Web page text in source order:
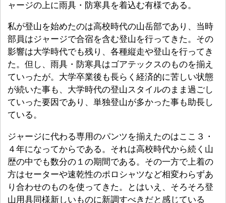
ャージの上に雨具・防寒具を着込む有様である。
私が登山を始めたのは高校時代の山岳部であり、当時
部員はジャージで合宿を含む登山を行ってきた。その
影響は大学時代でも残り、各種縦走や登山を行ってき
た。但し、雨具・防寒具はゴアテックスのものを揃え
ていったが。大学卒業後も長らく経済的に苦しい状態
が続いた事も、大学時代の登山スタイルのまま過ごし
ていった要因であり、単独登山が多かった事も助長し
ている。
ジャージに代わる専用のパンツを揃えたのはここ３・
４年になってからである。それは高校時代から続く山
歴の中でも数分の１の期間である。その一方で上着の
方はセーターや速乾性のポロシャツなど相変わらずあ
り合わせのものを使ってきた。とはいえ、そろそろ登
山用具同様新しいものに新調すべきだと感じている